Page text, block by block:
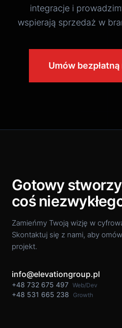
integracje i
wspierają sprzedaż w
Umów
Gotowy
coś
Zamieńmy Twoją wizję w
Skontaktuj się z nami, aby
projekt.
info@elevationgroup.pl
+48 732 675 497 Web/Dev
+48 531 665 238 Growth